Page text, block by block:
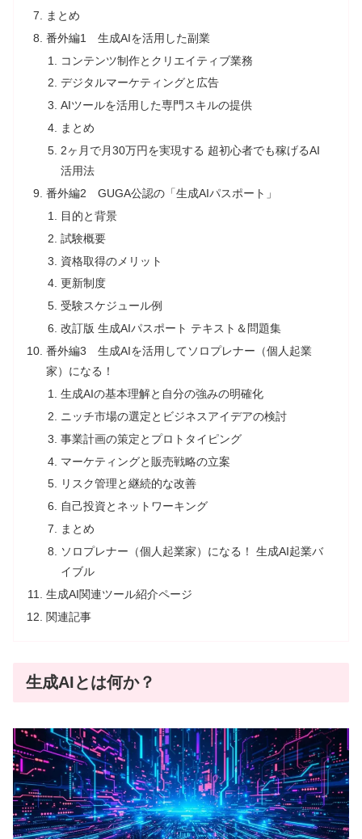
まとめ
番外編1 生成AIを活用した副業
コンテンツ制作とクリエイティブ業務
デジタルマーケティングと広告
AIツールを活用した専門スキルの提供
まとめ
2ヶ月で月30万円を実現する 超初心者でも稼げるAI
活用法
番外編2 GUGA公認の「生成AIパスポート」
目的と背景
試験概要
資格取得のメリット
更新制度
受験スケジュール例
改訂版 生成AIパスポート テキスト＆問題集
番外編3 生成AIを活用してソロプレナー（個人起業
家）になる！
生成AIの基本理解と自分の強みの明確化
ニッチ市場の選定とビジネスアイデアの検討
事業計画の策定とプロトタイピング
マーケティングと販売戦略の立案
リスク管理と継続的な改善
自己投資とネットワーキング
まとめ
ソロプレナー（個人起業家）になる！ 生成AI起業バ
イブル
生成AI関連ツール紹介ページ
関連記事
生成AIとは何か？